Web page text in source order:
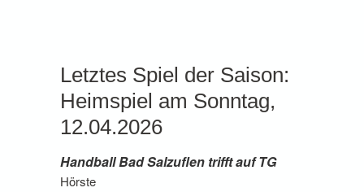
Letztes Spiel der Saison:
Heimspiel am Sonntag,
12.04.2026
Handball Bad Salzuflen trifft auf TG
Hörste